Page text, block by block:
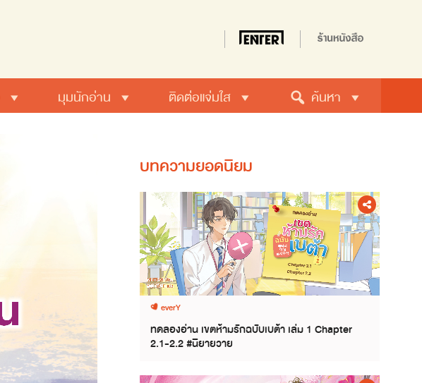
มุมนักอ่าน ติดต่อแจ่มใส ค้นหา
บทความยอดนิยม
everY
ทดลองอ่าน เขตห้ามรักฉบับเบต้า เล่ม 1 Chapter
2.1-2.2 #นิยายวาย